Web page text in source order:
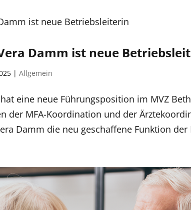
Damm ist neue
|Allgemein
eine neue Führungsposition im MVZ
der MFA-Koordination und der
Damm die neu geschaffene Funktion